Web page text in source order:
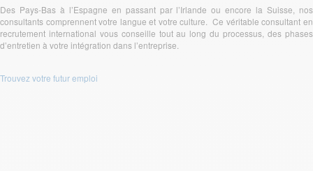
Des Pays-Bas à l’Espagne en passant par l’Irlande ou encore la Suisse, nos
consultants comprennent votre langue et votre culture. Ce véritable consultant en
recrutement international vous conseille tout au long du processus, des phases
d’entretien à votre intégration dans l’entreprise.
Trouvez votre futur emploi